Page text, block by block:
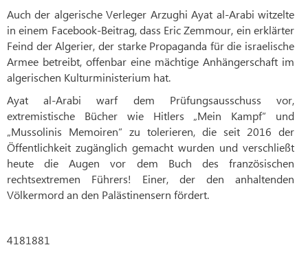
Auch der algerische Verleger Arzughi Ayat al-Arabi witzelte
in einem Facebook-Beitrag, dass Eric Zemmour, ein erklärter
Feind der Algerier, der starke Propaganda für die israelische
Armee betreibt, offenbar eine mächtige Anhängerschaft im
algerischen Kulturministerium hat.
Ayat al-Arabi warf dem Prüfungsausschuss vor,
extremistische Bücher wie Hitlers „Mein Kampf“ und
„Mussolinis Memoiren“ zu tolerieren, die seit 2016 der
Öffentlichkeit zugänglich gemacht wurden und verschließt
heute die Augen vor dem Buch des französischen
rechtsextremen Führers! Einer, der den anhaltenden
Völkermord an den Palästinensern fördert.
4181881